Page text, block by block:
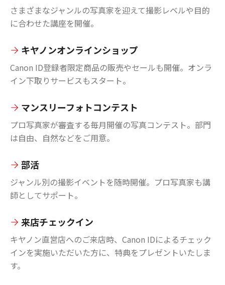
さまざまなジャンルの写真家を迎えて撮影レベルや目的
に合わせた講座を開催。
キヤノンオンラインショップ
Canon ID登録者限定商品の販売やセールも開催。オンラ
イン下取りサービスもスタート。
マンスリーフォトコンテスト
プロ写真家が審査する毎月開催の写真コンテスト。部門
は自由、自然などをご用意。
部活
ジャンル別の撮影イベントを随時開催。プロ写真家も講
師としてサポート。
来店チェックイン
キヤノン直営店へのご来店時、Canon IDによるチェック
インを実施いただいた方に、特典をプレゼントいたしま
す。